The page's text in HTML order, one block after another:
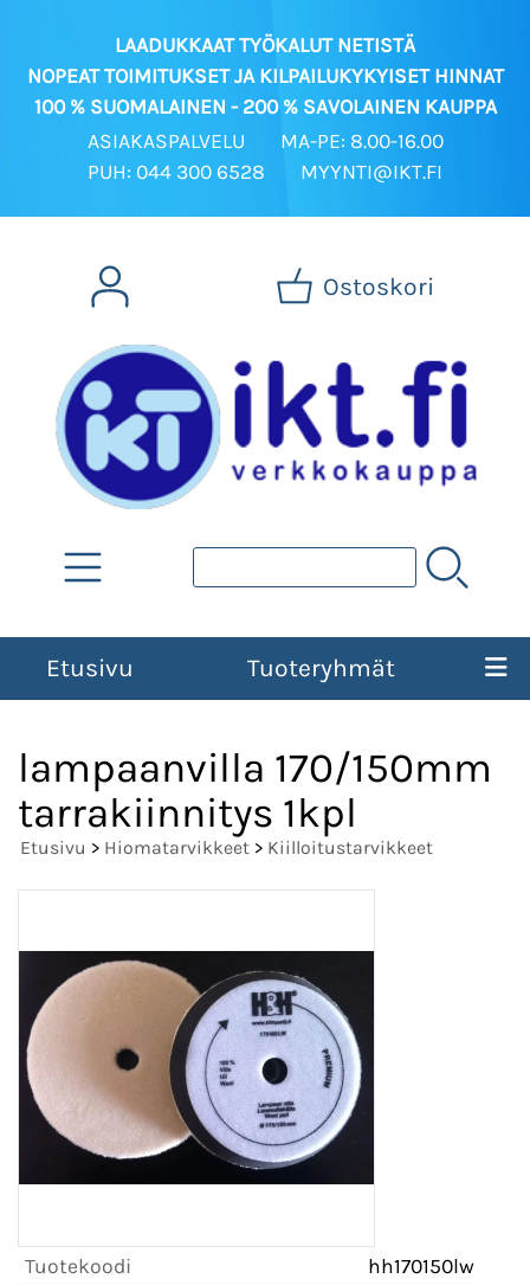
LAADUKKAAT TYÖKALUT NETISTÄ
NOPEAT TOIMITUKSET JA KILPAILUKYKYISET HINNAT
100 % SUOMALAINEN - 200 % SAVOLAINEN KAUPPA
ASIAKASPALVELU
MA-PE: 8.00-16.00
PUH: 044 300 6528
MYYNTI@IKT.FI
Ostoskori
Etusivu Tuoteryhmät
lampaanvilla 170/150mm
tarrakiinnitys 1kpl
Etusivu > Hiomatarvikkeet > Kiilloitustarvikkeet
Tuotekoodi
hh170150lw